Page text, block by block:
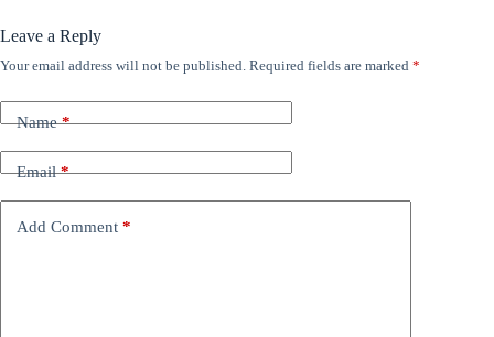
Leave a Reply
Your email address will not be published. Required fields are marked *
Name*
Email*
Add Comment *